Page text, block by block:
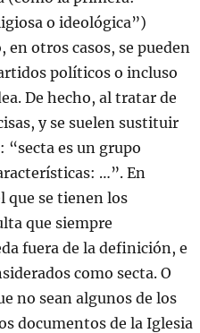
o ideológica”)
otros casos, se pueden
políticos o incluso
De hecho, al tratar de
y se suelen sustituir
“secta es un grupo
…”. En
que se tienen los
que siempre
fuera de la definición, e
como secta. O
no sean algunos de los
documentos de la Iglesia